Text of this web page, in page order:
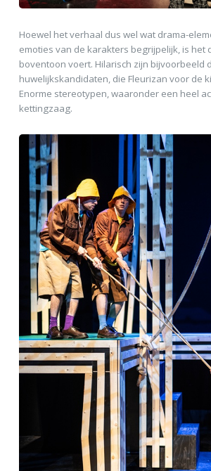
Hoewel het verhaal dus wel wat drama-
emoties van de karakters begrijpelijk, is het
boventoon voert. Hilarisch zijn bijvoorbeeld
huwelijkskandidaten, die Fleurizan voor de
Enorme stereotypen, waaronder een heel
kettingzaag.